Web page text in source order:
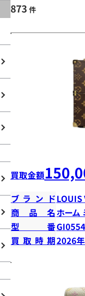
873 件
買取金額
ブランドLOUIS
商品名 ホーム
型番GI0554
買取時期2026